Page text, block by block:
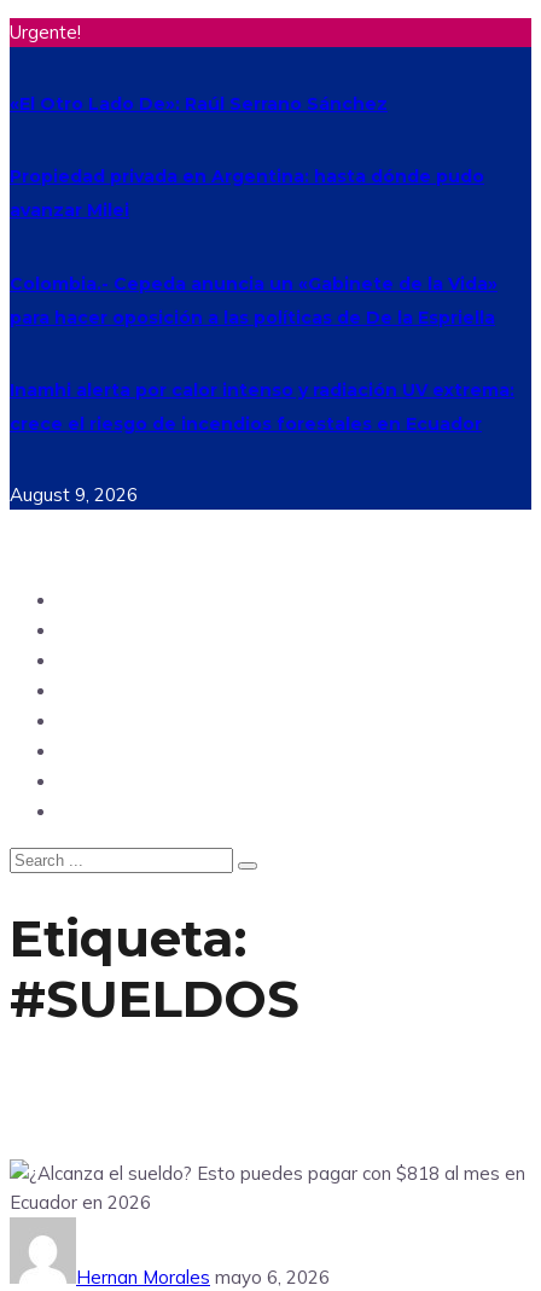
Urgente!
«El Otro Lado De»: Raúl Serrano Sánchez
Propiedad privada en Argentina: hasta dónde pudo
avanzar Milei
Colombia.- Cepeda anuncia un «Gabinete de la Vida»
para hacer oposición a las políticas de De la Espriella
Inamhi alerta por calor intenso y radiación UV extrema:
crece el riesgo de incendios forestales en Ecuador
August 9, 2026
Etiqueta:
#SUELDOS
Hernan Morales mayo 6, 2026